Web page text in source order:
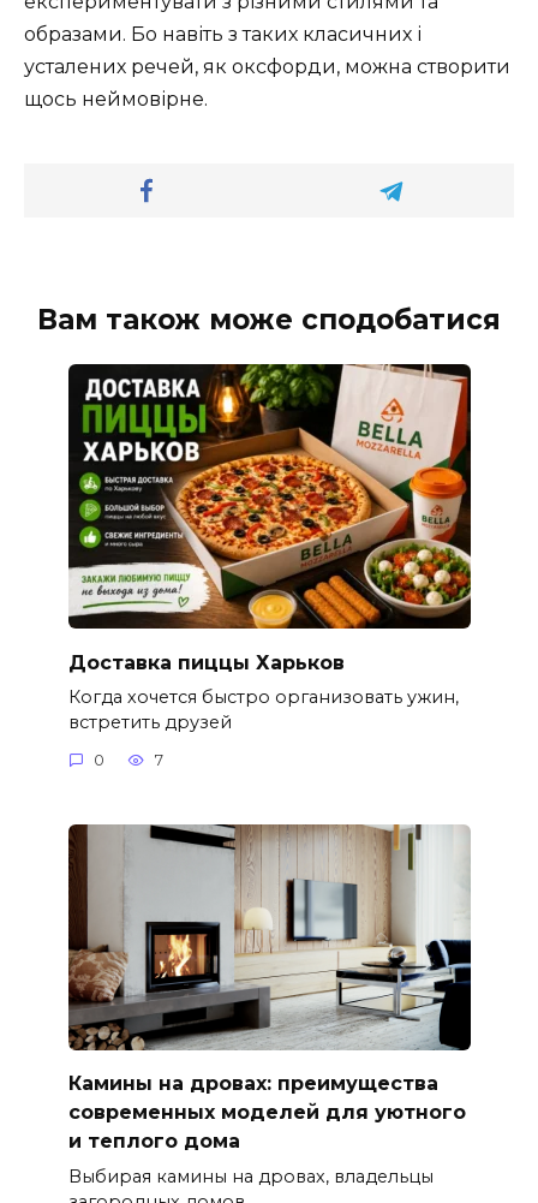
образами. Бо навіть з таких класичних і
усталених речей, як оксфорди, можна створити
щось неймовірне.
Вам також може сподобатися
Доставка пиццы Харьков
Когда хочется быстро организовать ужин,
встретить друзей
0 7
Камины на дровах: преимущества
современных моделей для уютного
и теплого дома
Выбирая камины на дровах, владельцы